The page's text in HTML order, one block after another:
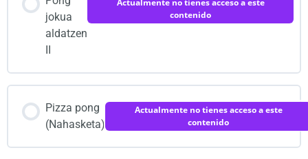
jokua
aldatzen
II
contenido
Pizza pong
(Nahasketa)
Actualmente no tienes acceso a este
contenido